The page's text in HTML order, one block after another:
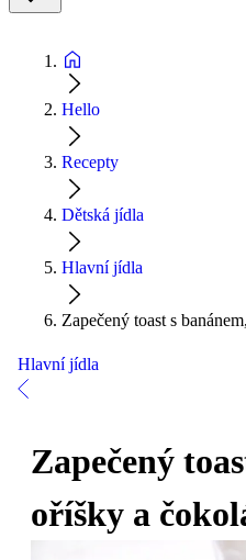
Hello
Recepty
Dětská jídla
Hlavní jídla
Zapečený toast s
Hlavní jídla
Zapečený
oříšky a